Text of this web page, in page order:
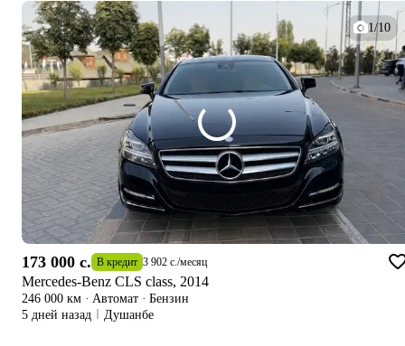
1/10
173 000 c. В кредит 3 902 c. /месяц
Mercedes-Benz CLS class, 2014
246 000 км · Автомат · Бензин
5 дней назад
Душанбе